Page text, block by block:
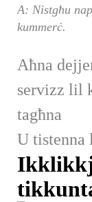
A: Nistgħu
kummerċ.
Aħna
servizz lil
tagħna
U tistenna